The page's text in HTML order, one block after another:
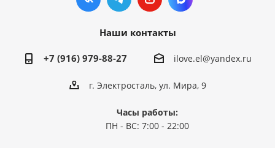
Наши контакты
+7 (916) 979-88-27 ilove.el@yandex.ru
г. Электросталь, ул. Мира, 9
Часы работы:
ПН - ВС: 7:00 - 22:00